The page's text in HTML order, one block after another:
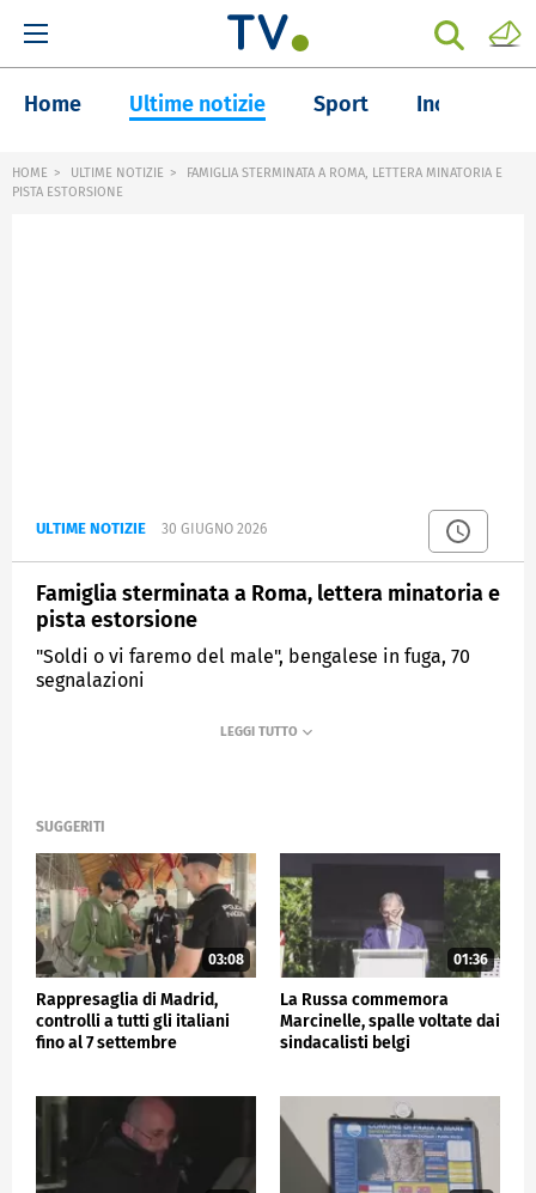
Home Ultime notizie Sport Inchieste
HOME ULTIME NOTIZIE
FAMIGLIA STERMINATA A ROMA, LETTERA MINATORIA E
PISTA ESTORSIONE
ULTIME NOTIZIE 30 GIUGNO 2026
Famiglia sterminata a Roma, lettera minatoria e
pista estorsione
"Soldi o vi faremo del male", bengalese in fuga, 70
segnalazioni
SUGGERITI
03:08
Rappresaglia di Madrid,
controlli a tutti gli italiani
fino al 7 settembre
01:36
La Russa commemora
Marcinelle, spalle voltate dai
sindacalisti belgi